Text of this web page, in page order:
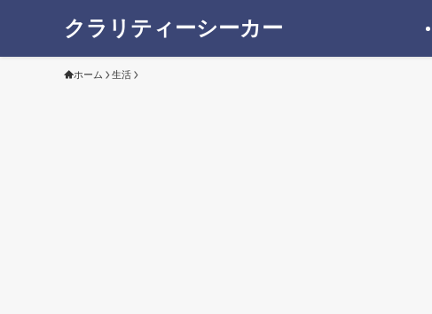
クラリティーシーカー
ホーム 生活